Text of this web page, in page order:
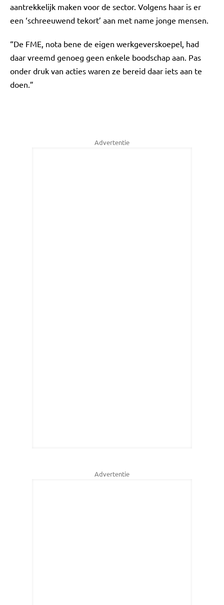
aantrekkelijk maken voor de sector. Volgens haar is er
een ‘schreeuwend tekort’ aan met name jonge mensen.
“De FME, nota bene de eigen werkgeverskoepel, had
daar vreemd genoeg geen enkele boodschap aan. Pas
onder druk van acties waren ze bereid daar iets aan te
doen.”
Advertentie
Advertentie